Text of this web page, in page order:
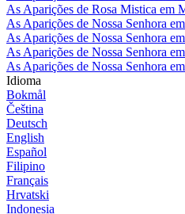
As Aparições de Rosa Mistica em
As Aparições de Nossa Senhora
As Aparições de Nossa Senhora
As Aparições de Nossa Senhora
As Aparições de Nossa Senhora
Idioma
Bokmål
Čeština
Deutsch
English
Español
Filipino
Français
Hrvatski
Indonesia